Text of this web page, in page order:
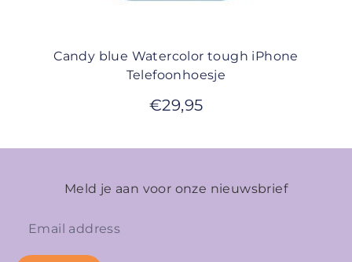
Candy blue Watercolor tough iPhone
Telefoonhoesje
€29,95
Meld je aan voor onze nieuwsbrief